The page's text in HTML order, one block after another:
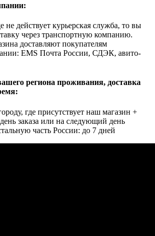
не действует курьерская служба, то вы
через транспортную компанию.
доставляют покупателям
EMS Почта России, СДЭК, авито-
региона проживания, доставка
где присутствует наш магазин +
заказа или на следующий день
часть России: до 7 дней